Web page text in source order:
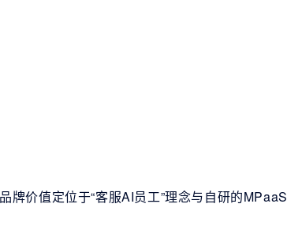
价值定位于“客服AI员工”理念与自研的MPaaS